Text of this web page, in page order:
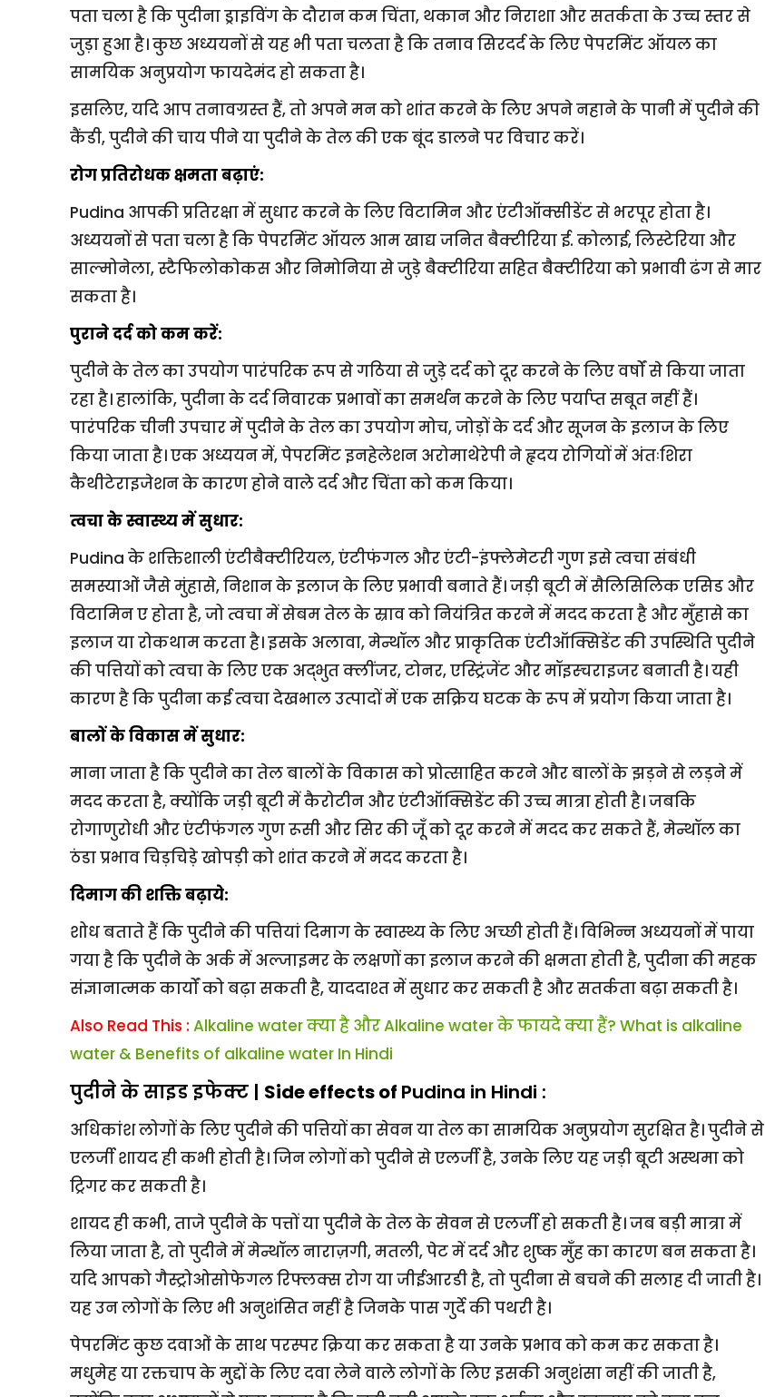
पता चला है कि पुदीना ड्राइविंग के दौरान कम चिंता, थकान और निराशा और सतर्कता के उच्च स्तर से
जुड़ा हुआ है। कुछ अध्ययनों से यह भी पता चलता है कि तनाव सिरदर्द के लिए पेपरमिंट ऑयल का
सामयिक अनुप्रयोग फायदेमंद हो सकता है।
इसलिए, यदि आप तनावग्रस्त हैं, तो अपने मन को शांत करने के लिए अपने नहाने के पानी में पुदीने की
कैंडी, पुदीने की चाय पीने या पुदीने के तेल की एक बूंद डालने पर विचार करें।
रोग प्रतिरोधक क्षमता बढ़ाएं:
Pudina आपकी प्रतिरक्षा में सुधार करने के लिए विटामिन और एंटीऑक्सीडेंट से भरपूर होता है।
अध्ययनों से पता चला है कि पेपरमिंट ऑयल आम खाद्य जनित बैक्टीरिया ई. कोलाई, लिस्टेरिया और
साल्मोनेला, स्टैफिलोकोकस और निमोनिया से जुड़े बैक्टीरिया सहित बैक्टीरिया को प्रभावी ढंग से मार
सकता है।
पुराने दर्द को कम करें:
पुदीने के तेल का उपयोग पारंपरिक रूप से गठिया से जुड़े दर्द को दूर करने के लिए वर्षों से किया जाता
रहा है। हालांकि, पुदीना के दर्द निवारक प्रभावों का समर्थन करने के लिए पर्याप्त सबूत नहीं हैं।
पारंपरिक चीनी उपचार में पुदीने के तेल का उपयोग मोच, जोड़ों के दर्द और सूजन के इलाज के लिए
किया जाता है। एक अध्ययन में, पेपरमिंट इनहेलेशन अरोमाथेरेपी ने हृदय रोगियों में अंतःशिरा
कैथीटेराइजेशन के कारण होने वाले दर्द और चिंता को कम किया।
त्वचा के स्वास्थ्य में सुधार:
Pudina के शक्तिशाली एंटीबैक्टीरियल, एंटीफंगल और एंटी-इंफ्लेमेटरी गुण इसे त्वचा संबंधी
समस्याओं जैसे मुंहासे, निशान के इलाज के लिए प्रभावी बनाते हैं। जड़ी बूटी में सैलिसिलिक एसिड और
विटामिन ए होता है, जो त्वचा में सेबम तेल के स्राव को नियंत्रित करने में मदद करता है और मुँहासे का
इलाज या रोकथाम करता है। इसके अलावा, मेन्थॉल और प्राकृतिक एंटीऑक्सिडेंट की उपस्थिति पुदीने
की पत्तियों को त्वचा के लिए एक अद्भुत क्लींजर, टोनर, एस्ट्रिंजेंट और मॉइस्चराइजर बनाती है। यही
कारण है कि पुदीना कई त्वचा देखभाल उत्पादों में एक सक्रिय घटक के रूप में प्रयोग किया जाता है।
बालों के विकास में सुधार:
माना जाता है कि पुदीने का तेल बालों के विकास को प्रोत्साहित करने और बालों के झड़ने से लड़ने में
मदद करता है, क्योंकि जड़ी बूटी में कैरोटीन और एंटीऑक्सिडेंट की उच्च मात्रा होती है। जबकि
रोगाणुरोधी और एंटीफंगल गुण रूसी और सिर की जूँ को दूर करने में मदद कर सकते हैं, मेन्थॉल का
ठंडा प्रभाव चिड़चिड़े खोपड़ी को शांत करने में मदद करता है।
दिमाग की शक्ति बढ़ाये:
शोध बताते हैं कि पुदीने की पत्तियां दिमाग के स्वास्थ्य के लिए अच्छी होती हैं। विभिन्न अध्ययनों में पाया
गया है कि पुदीने के अर्क में अल्जाइमर के लक्षणों का इलाज करने की क्षमता होती है, पुदीना की महक
संज्ञानात्मक कार्यों को बढ़ा सकती है, याददाश्त में सुधार कर सकती है और सतर्कता बढ़ा सकती है।
Also Read This : Alkaline water क्या है और Alkaline water के फायदे क्या हैं? What is alkaline
water & Benefits of alkaline water In Hindi
पुदीने के साइड इफेक्ट | Side effects of Pudina in Hindi :
अधिकांश लोगों के लिए पुदीने की पत्तियों का सेवन या तेल का सामयिक अनुप्रयोग सुरक्षित है। पुदीने से
एलर्जी शायद ही कभी होती है। जिन लोगों को पुदीने से एलर्जी है, उनके लिए यह जड़ी बूटी अस्थमा को
ट्रिगर कर सकती है।
शायद ही कभी, ताजे पुदीने के पत्तों या पुदीने के तेल के सेवन से एलर्जी हो सकती है। जब बड़ी मात्रा में
लिया जाता है, तो पुदीने में मेन्थॉल नाराज़गी, मतली, पेट में दर्द और शुष्क मुँह का कारण बन सकता है।
यदि आपको गैस्ट्रोओसोफेगल रिफ्लक्स रोग या जीईआरडी है, तो पुदीना से बचने की सलाह दी जाती है।
यह उन लोगों के लिए भी अनुशंसित नहीं है जिनके पास गुर्दे की पथरी है।
पेपरमिंट कुछ दवाओं के साथ परस्पर क्रिया कर सकता है या उनके प्रभाव को कम कर सकता है।
मधुमेह या रक्तचाप के मुद्दों के लिए दवा लेने वाले लोगों के लिए इसकी अनुशंसा नहीं की जाती है,